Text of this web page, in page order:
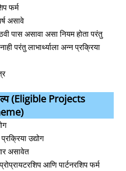
फर्म
असावे
पास असावा असा नियम होता परंतु
परंतु लाभार्थ्याला अन्न प्रक्रिया
(Eligible Projects
उद्योग
असावेत
आणि पार्टनरशिप फर्म